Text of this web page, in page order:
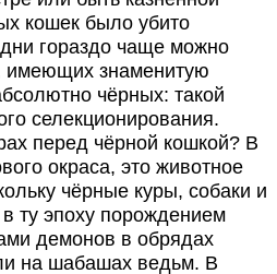
кошек было убито
гораздо чаще можно
имеющих знаменитую
чёрных: такой
селекционирования.
перед чёрной кошкой? В
окраса, это животное
чёрные куры, собаки и
ту эпоху порождением
демонов в обрядах
на шабашах ведьм. В